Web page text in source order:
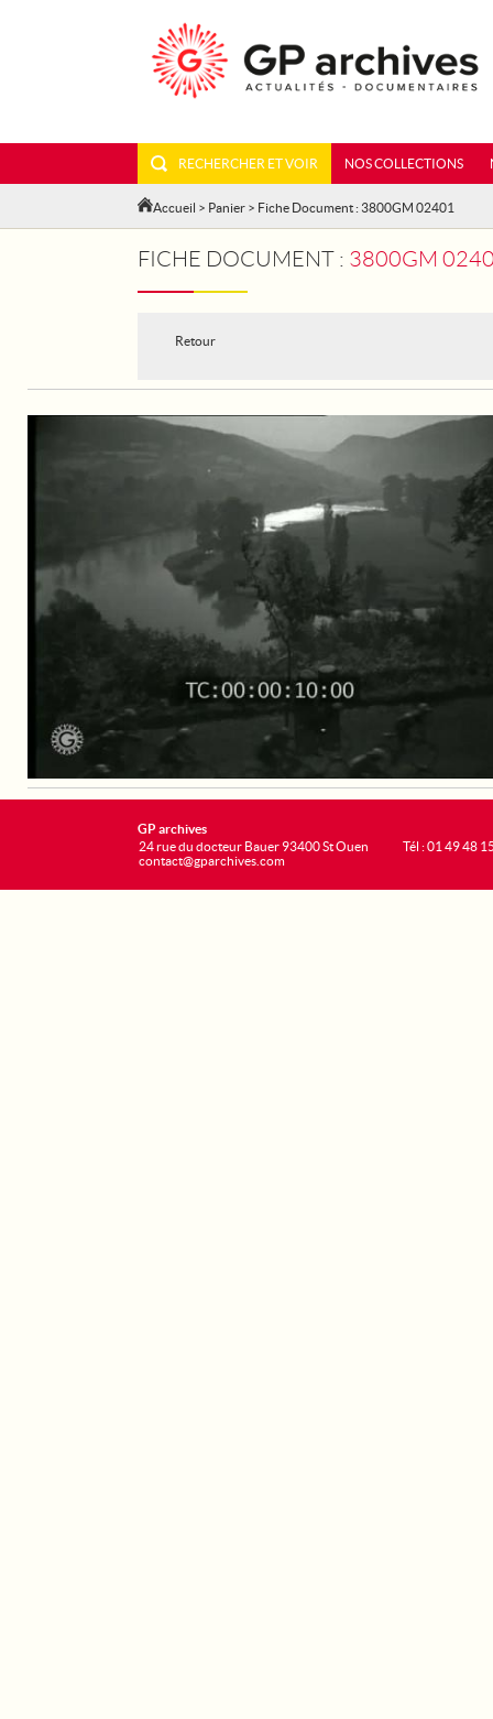
RECHERCHER ET VOIR NOS COLLECTIONS
Accueil > Panier > Fiche Document : 3800GM 02401
FICHE DOCUMENT : 3800GM
Retour
GP archives
24 rue du docteur Bauer 93400 St Ouen
contact@gparchives.com
Tél : 01 49 48